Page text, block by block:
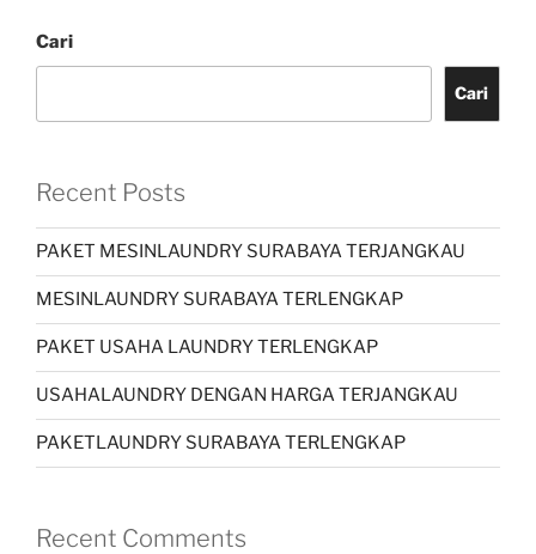
Cari
Cari
Recent Posts
PAKET MESINLAUNDRY SURABAYA TERJANGKAU
MESINLAUNDRY SURABAYA TERLENGKAP
PAKET USAHA LAUNDRY TERLENGKAP
USAHALAUNDRY DENGAN HARGA TERJANGKAU
PAKETLAUNDRY SURABAYA TERLENGKAP
Recent Comments